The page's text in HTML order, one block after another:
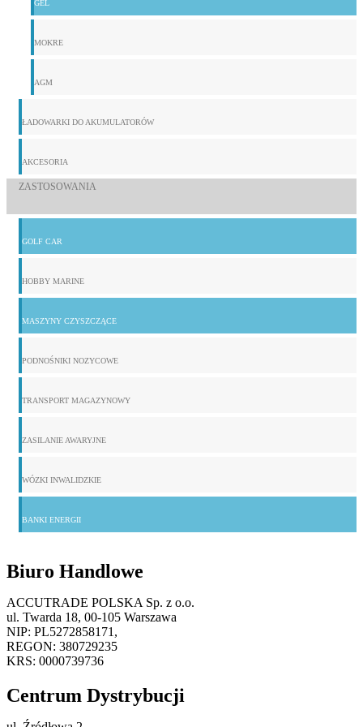
GEL
MOKRE
AGM
ŁADOWARKI DO AKUMULATORÓW
AKCESORIA
ZASTOSOWANIA
GOLF CAR
HOBBY MARINE
MASZYNY CZYSZCZĄCE
PODNOŚNIKI NOZYCOWE
TRANSPORT MAGAZYNOWY
ZASILANIE AWARYJNE
WÓZKI INWALIDZKIE
BANKI ENERGII
Biuro Handlowe
ACCUTRADE POLSKA Sp. z o.o.
ul. Twarda 18, 00-105 Warszawa
NIP: PL5272858171,
REGON: 380729235
KRS: 0000739736
Centrum Dystrybucji